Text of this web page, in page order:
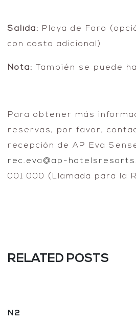
Salida:
Playa de Faro
con costo adicional)
Nota: También se puede
Para obtener más
reservas, por favor,
recepción de AP Eva
rec.eva@ap-
001 000 (Llamada para la
RELATED POSTS
N2